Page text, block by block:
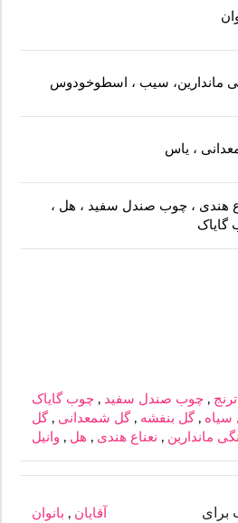
ماندارین، سیب ، اسطوخودوس
، یاس
هندی ، چوب صندل سفید ، هل ،
گایاک
ترنج , چوب صندل سفید , چوب گایاک
سیاه , گل بنفشه , گل شمعدانی , گل
ماندارین , نعناع هندی , هل , وانیل
برای آقایان , بانوان